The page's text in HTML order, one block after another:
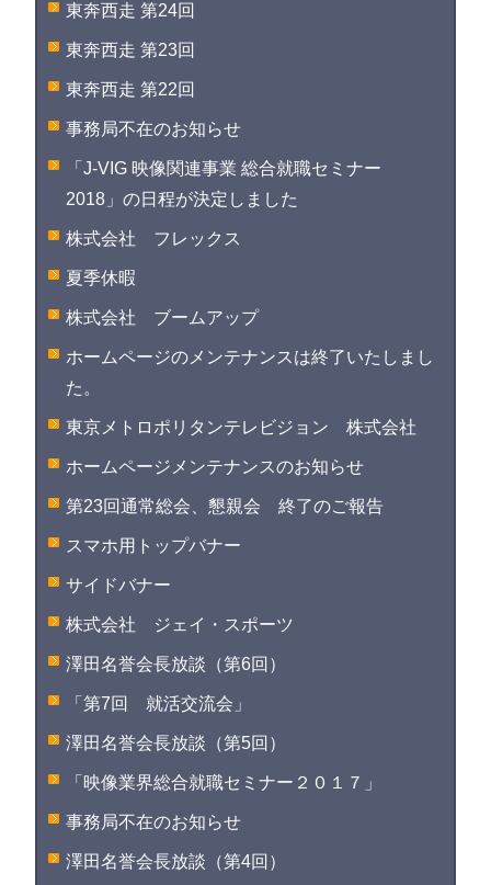
東奔西走 第24回
東奔西走 第23回
東奔西走 第22回
事務局不在のお知らせ
「J-VIG 映像関連事業 総合就職セミナー
2018」の日程が決定しました
株式会社 フレックス
夏季休暇
株式会社 ブームアップ
ホームページのメンテナンスは終了いたしまし
た。
東京メトロポリタンテレビジョン 株式会社
ホームページメンテナンスのお知らせ
第23回通常総会、懇親会 終了のご報告
スマホ用トップバナー
サイドバナー
株式会社 ジェイ・スポーツ
澤田名誉会長放談（第6回）
「第7回 就活交流会」
澤田名誉会長放談（第5回）
「映像業界総合就職セミナー２０１７」
事務局不在のお知らせ
澤田名誉会長放談（第4回）